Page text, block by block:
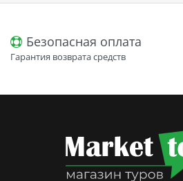
Безопасная оплата
Гарантия возврата средств